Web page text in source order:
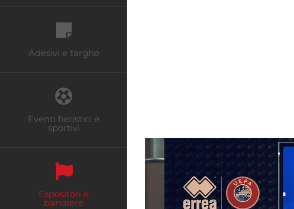
Adesivi e targhe
Eventi fieristici e
sportivi
Espositori e
bandiere